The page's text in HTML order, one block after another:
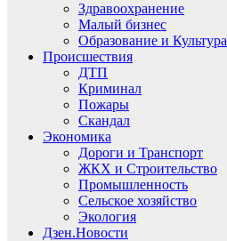
Здравоохранение
Малый бизнес
Образование и Культура
Происшествия
ДТП
Криминал
Пожары
Скандал
Экономика
Дороги и Транспорт
ЖКХ и Строительство
Промышленность
Сельское хозяйство
Экология
Дзен.Новости